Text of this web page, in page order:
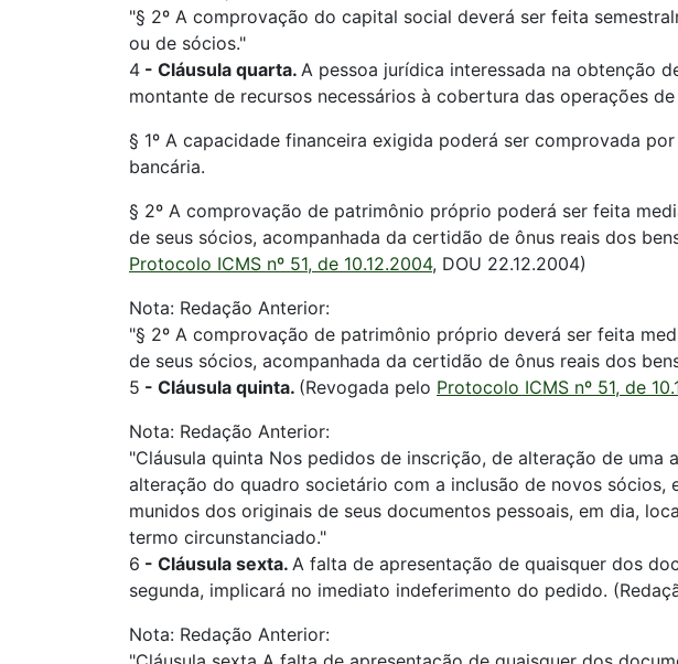
"§ 2º A comprovação do capital social deverá ser feita
ou de sócios."
4 - Cláusula quarta. A pessoa jurídica interessada na obtenção
montante de recursos necessários à cobertura das operações
§ 1º A capacidade financeira exigida poderá ser comprovada
bancária.
§ 2º A comprovação de patrimônio próprio poderá ser feita
de seus sócios, acompanhada da certidão de ônus reais dos
Protocolo ICMS nº 51, de 10.12.2004, DOU 22.12.2004)
Nota: Redação Anterior:
"§ 2º A comprovação de patrimônio próprio deverá ser feita
de seus sócios, acompanhada da certidão de ônus reais dos
5 - Cláusula quinta. (Revogada pelo Protocolo ICMS nº 51, de
Nota: Redação Anterior:
"Cláusula quinta Nos pedidos de inscrição, de alteração de
alteração do quadro societário com a inclusão de novos sócios,
munidos dos originais de seus documentos pessoais, em dia,
termo circunstanciado."
6 - Cláusula sexta. A falta de apresentação de quaisquer dos
segunda, implicará no imediato indeferimento do pedido.
Nota: Redação Anterior: